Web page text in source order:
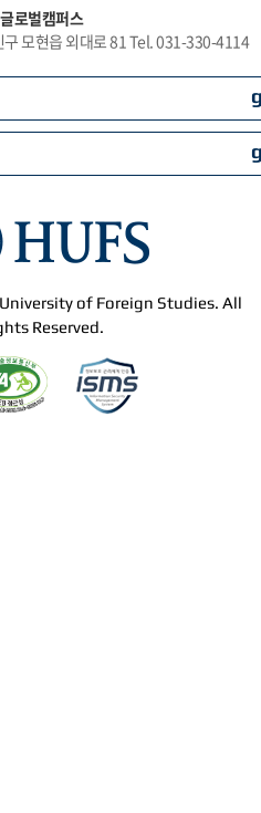
글로벌캠퍼스
모현읍 외대로 81 Tel. 031-330-4114
of Foreign Studies. All
Reserved.